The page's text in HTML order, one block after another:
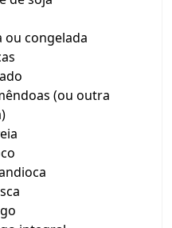
ou congelada
(ou outra